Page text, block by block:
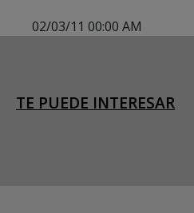
02/03/11 00:00 AM
TE PUEDE INTERESAR